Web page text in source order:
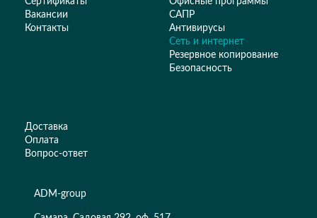
Вакансии
Контакты
САПР
Антивирусы
Сеть и интернет
Резервное копирование
Безопасность
Доставка
Оплата
Вопрос-ответ
ADM-group